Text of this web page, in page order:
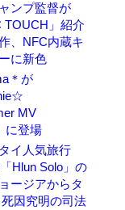
ンプ監督が
TOUCH」紹介
、NFC内蔵キ
に新色
＊が
MV
に登場
イ人気旅行
Hlun Solo」の
ージアからタ
因究明の司法